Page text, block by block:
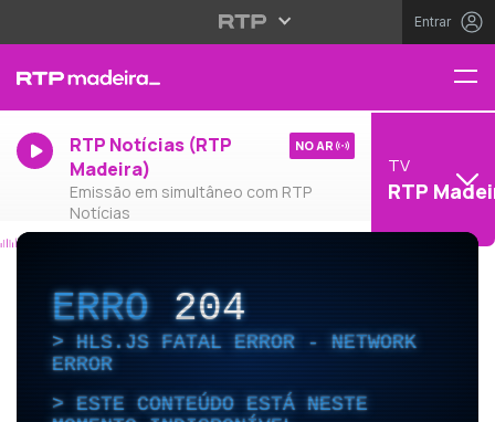
Entrar
RTP Notícias (RTP
Madeira)
Emissão em simultâneo com RTP
Notícias
NO AR
TV
RTP
ERRO204
HLS.JS FATAL ERROR - NETWORK
ERROR
ESTE CONTEÚDO ESTÁ NESTE